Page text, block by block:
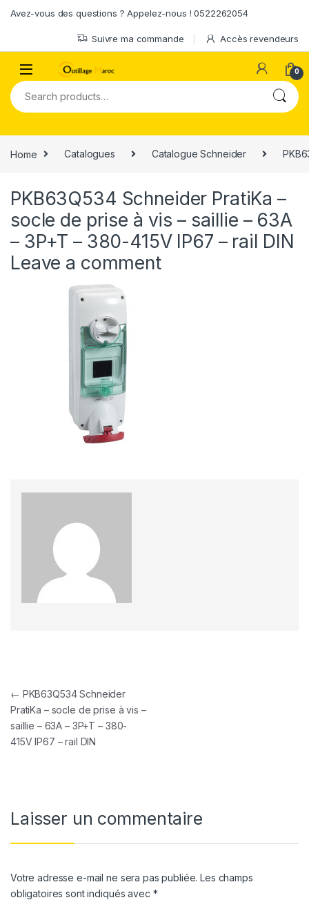
Avez-vous des questions ? Appelez-nous ! 0522262054
Suivre ma commande Accès revendeurs
0
Search for:
Home Catalogues Catalogue Schneider
PKB63Q534 Schneider PratiKa –
socle de prise à vis – saillie – 63A
– 3P+T – 380-415V IP67 – rail DIN
Leave a comment
Navigation de l’article
← PKB63Q534 Schneider
PratiKa – socle de prise à vis –
saillie – 63A – 3P+T – 380-
415V IP67 – rail DIN
Laisser un commentaire
Votre adresse e-mail ne sera pas publiée. Les champs
obligatoires sont indiqués avec *